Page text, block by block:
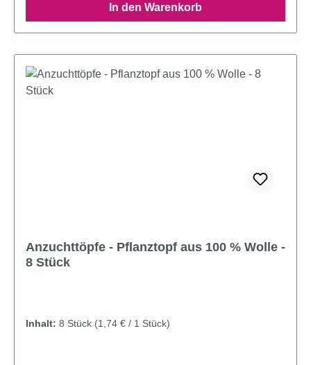
In den Warenkorb
Anzuchttöpfe - Pflanztopf aus 100 % Wolle -
8 Stück
Inhalt: 8 Stück (1,74 € / 1 Stück)